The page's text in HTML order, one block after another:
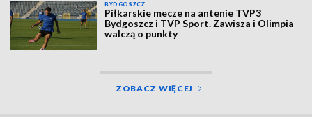
BYDGOSZCZ
Piłkarskie mecze na antenie TVP3
Bydgoszcz i TVP Sport. Zawisza i Olimpia
walczą o punkty
ZOBACZ WIĘCEJ